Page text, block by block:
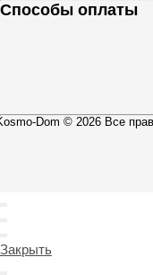
Способы оплаты
Dom © 2026 Все
Закрыть